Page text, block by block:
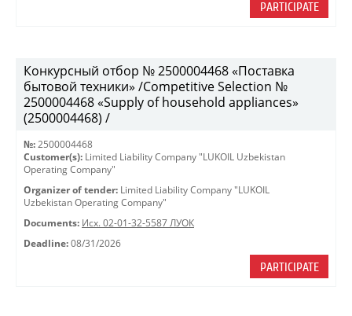
PARTICIPATE
Конкурсный отбор № 2500004468 «Поставка
бытовой техники» /Competitive Selection №
2500004468 «Supply of household appliances»
(2500004468) /
№: 2500004468
Customer(s): Limited Liability Company "LUKOIL Uzbekistan
Operating Company"
Organizer of tender: Limited Liability Company "LUKOIL
Uzbekistan Operating Company"
Documents: Исх. 02-01-32-5587 ЛУОК
Deadline: 08/31/2026
PARTICIPATE